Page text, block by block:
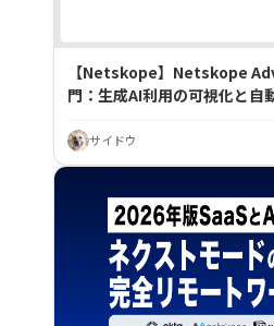
【Netskope】Netskope
門：生成AI利用の可視化と自
サイドウ